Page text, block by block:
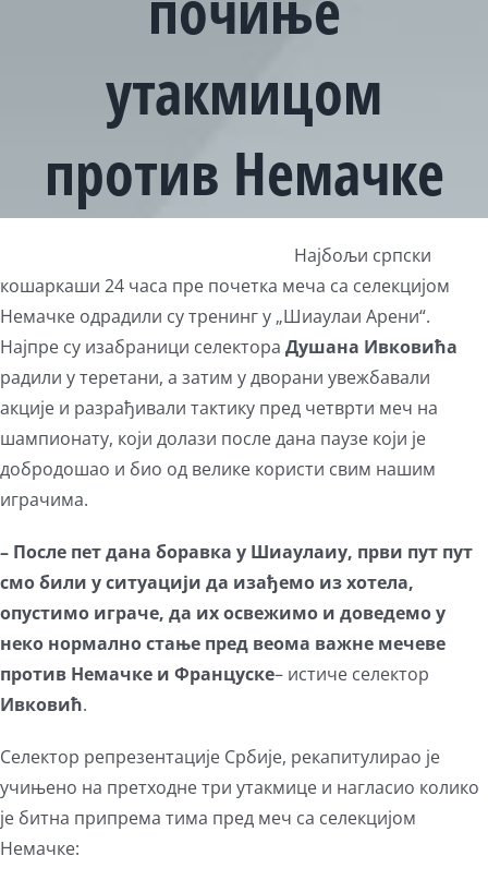
утакмицом
против Немачке
Најбољи српски
кошаркаши 24 часа пре почетка меча са селекцијом
Немачке одрадили су тренинг у „Шиаулаи Арени“.
Најпре су изабраници селектора Душана Ивковића
радили у теретани, а затим у дворани увежбавали
акције и разрађивали тактику пред четврти меч на
шампионату, који долази после дана паузе који је
добродошао и био од велике користи свим нашим
играчима.
– После пет дана боравка у Шиаулаиу, први пут пут
смо били у ситуацији да изађемо из хотела,
опустимо играче, да их освежимо и доведемо у
неко нормално стање пред веома важне мечеве
против Немачке и Француске– истиче селектор
Ивковић.
Селектор репрезентације Србије, рекапитулирао је
учињено на претходне три утакмице и нагласио колико
је битна припрема тима пред меч са селекцијом
Немачке: